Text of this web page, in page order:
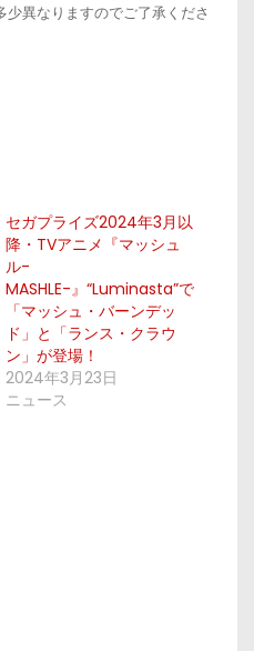
異なりますのでご了承くださ
セガプライズ2024年3月以
降・TVアニメ『マッシュ
ル-
MASHLE-』“Luminasta”で
「マッシュ・バーンデッ
ド」と「ランス・クラウ
ン」が登場！
2024年3月23日
ニュース